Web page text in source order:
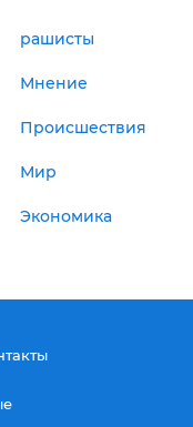
рашисты
Мнение
Происшествия
Мир
Экономика